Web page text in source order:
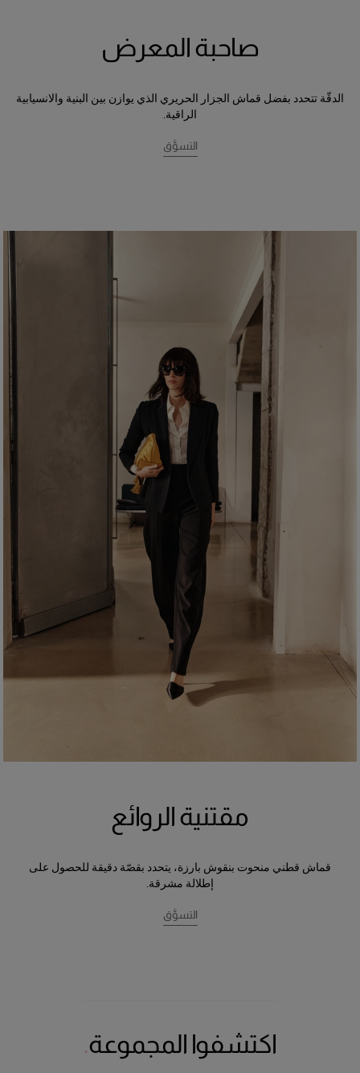
صاحبة المعرض
الدقّة تتحدد بفضل قماش الجزار الحريري الذي يوازن بين البنية والانسيابية
الراقية.
التسوَّق
مقتنية الروائع
قماش قطني منحوت بنقوش بارزة، يتحدد بقصّة دقيقة للحصول على
إطلالة مشرقة.
التسوَّق
اكتشفوا المجموعة